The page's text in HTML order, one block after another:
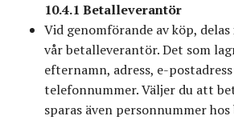
10.4.1 Betalleverantör
Vid genomförande av köp,
vår betalleverantör. Det som
efternamn, adress, e-
telefonnummer. Väljer du att
sparas även personnummer